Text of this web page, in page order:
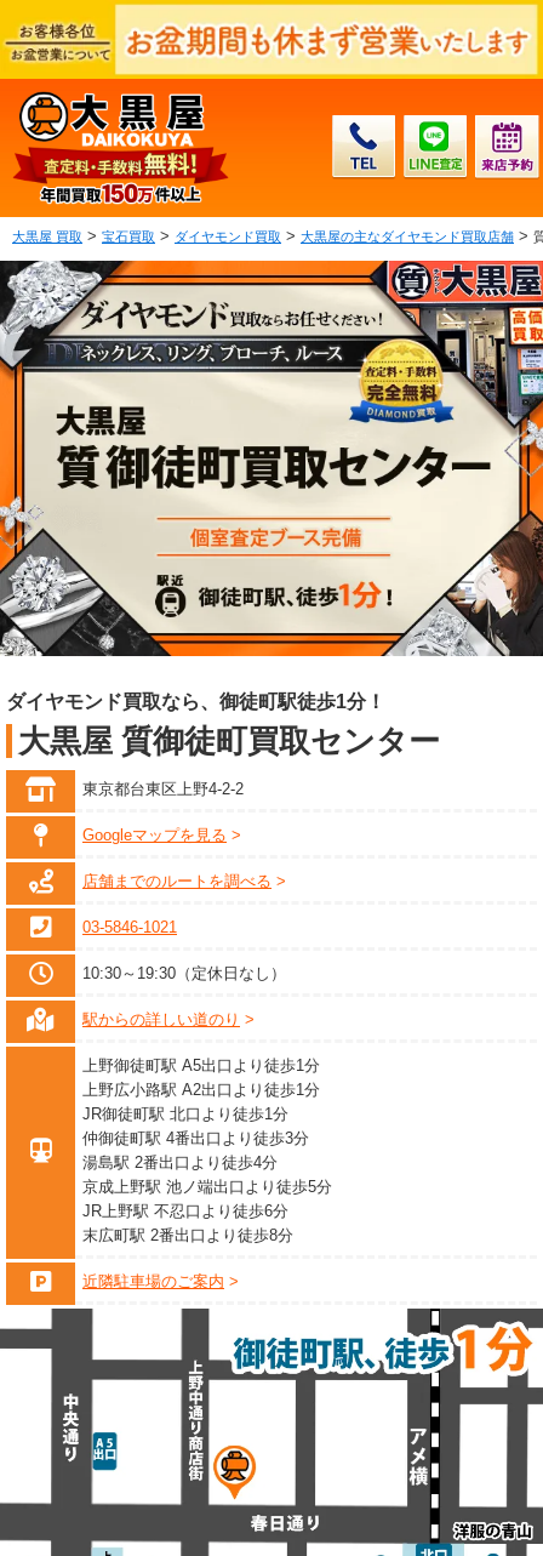
大黒屋 買取 > 宝石買取 > ダイヤモンド買取 > 大黒屋の主なダイヤモンド買取店舗 >
ダイヤモンド買取なら、御徒町駅徒歩1分！
大黒屋 質御徒町買取センター
東京都台東区上野4-2-2
Googleマップを見る
店舗までのルートを調べる
03-5846-1021
10:30～19:30（定休日なし）
駅からの詳しい道のり
上野御徒町駅 A5出口より徒歩1分
上野広小路駅 A2出口より徒歩1分
JR御徒町駅 北口より徒歩1分
仲御徒町駅 4番出口より徒歩3分
湯島駅 2番出口より徒歩4分
京成上野駅 池ノ端出口より徒歩5分
JR上野駅 不忍口より徒歩6分
末広町駅 2番出口より徒歩8分
近隣駐車場のご案内